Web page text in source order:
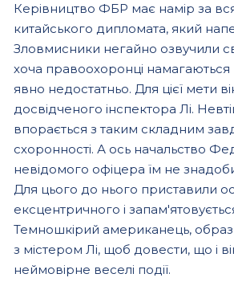
Керівництво ФБР має намір за
китайського дипломата, який
Зловмисники негайно озвучили
хоча правоохоронці
явно недостатньо. Для цієї мети
досвідченого інспектора Лі.
впорається з таким складним
схоронності. А ось начальство
невідомого офіцера їм не
Для цього до нього приставили
ексцентричного і
Темношкірий американець,
з містером Лі, щоб довести, що і
неймовірне веселі події.